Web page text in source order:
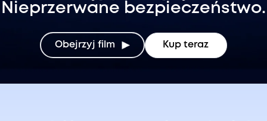
Nieprzerwane bezpieczeństwo.
Obejrzyj film Kup teraz